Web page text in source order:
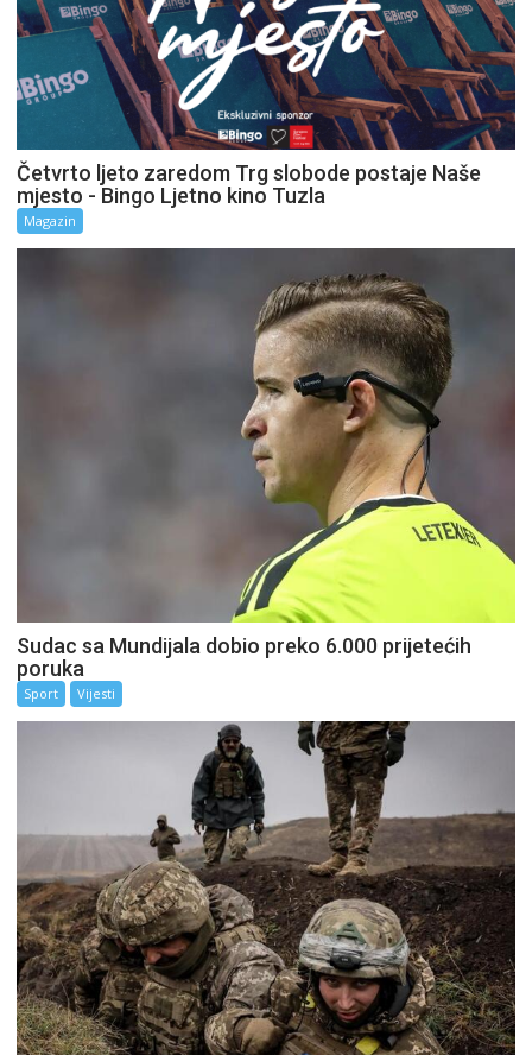
Četvrto ljeto zaredom Trg slobode postaje Naše
mjesto - Bingo Ljetno kino Tuzla
Magazin
Sudac sa Mundijala dobio preko 6.000 prijetećih
poruka
Sport Vijesti